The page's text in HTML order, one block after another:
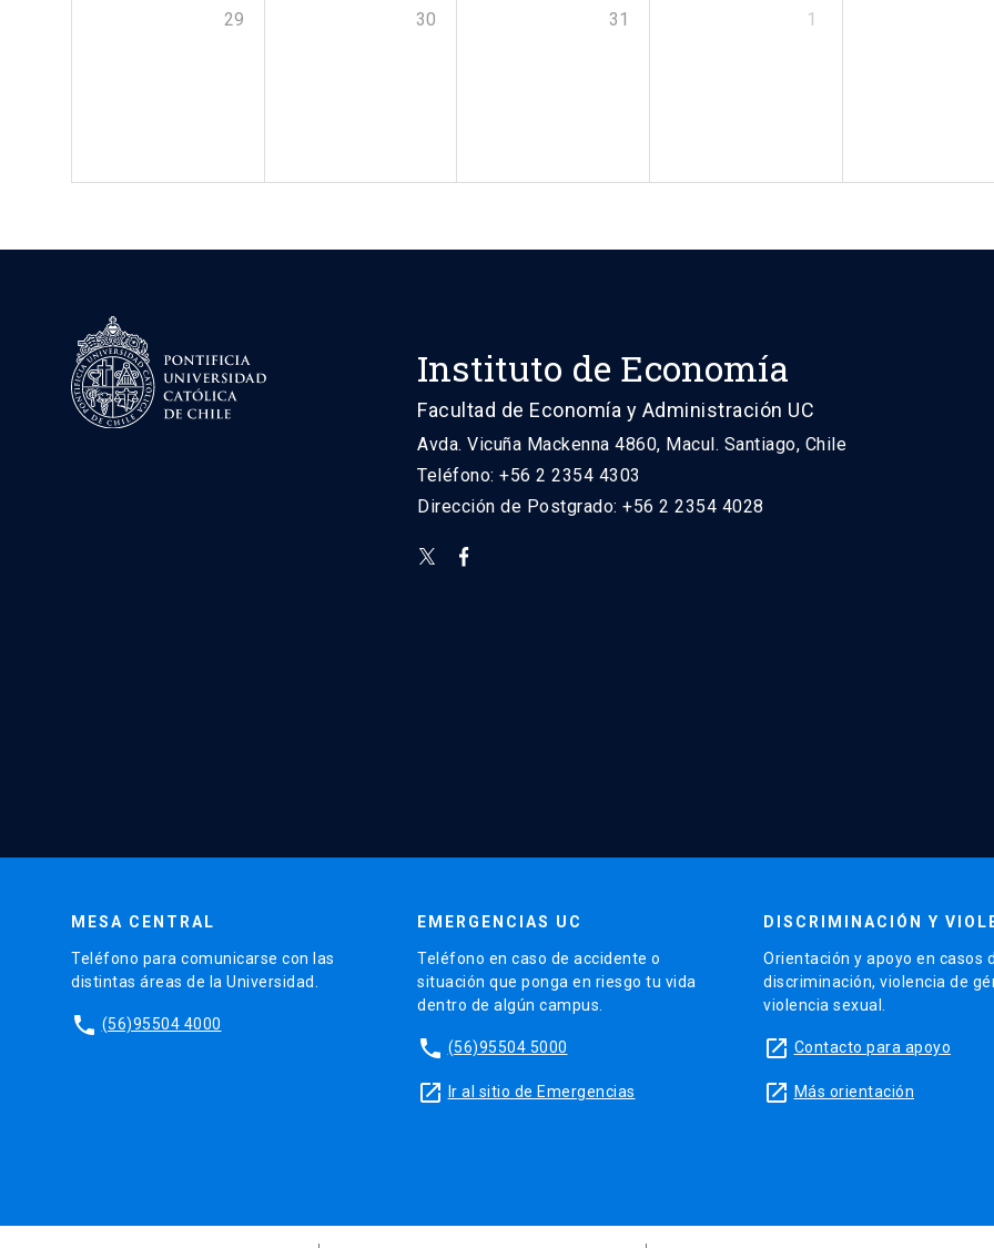
29 30 31 1
Instituto de Economía
Facultad de Economía y Administración UC
Avda. Vicuña Mackenna 4860, Macul. Santiago, Chile
Teléfono: +56 2 2354 4303
Dirección de Postgrado: +56 2 2354 4028
MESA CENTRAL
Teléfono para comunicarse con las
distintas áreas de la Universidad.
phone (56)95504 4000
EMERGENCIAS UC
Teléfono en caso de accidente o
situación que ponga en riesgo tu vida
dentro de algún campus.
phone (56)95504 5000
launch Ir al sitio de Emergencias
DISCRIMINACIÓN Y
Orientación y apoyo en casos
discriminación, violencia de
violencia sexual.
launch Contacto para apoyo
launch Más orientación